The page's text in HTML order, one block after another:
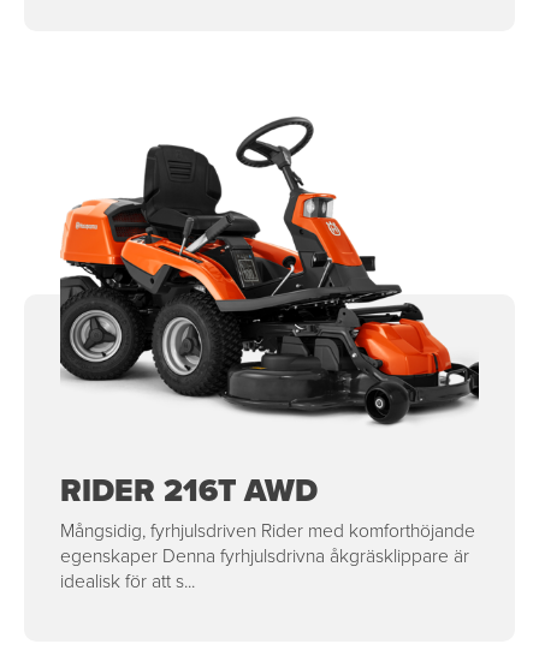
RIDER 216T AWD
Mångsidig, fyrhjulsdriven Rider med komforthöjande
egenskaper Denna fyrhjulsdrivna åkgräsklippare är
idealisk för att s...